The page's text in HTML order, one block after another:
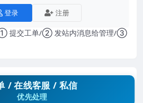
登录 注册
① 提交工单/② 发站内消息给管理/③
/ 在线客服 / 私信
优先处理